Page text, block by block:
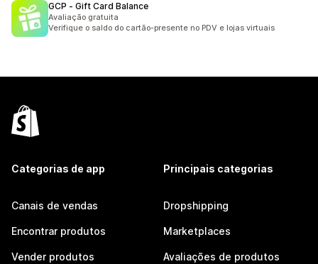
GCP ‑ Gift Card Balance
Avaliação gratuita
Verifique o saldo do cartão-presente no PDV e lojas virtuais
Categorias de app
Canais de vendas
Encontrar produtos
Vender produtos
Principais categorias
Dropshipping
Marketplaces
Avaliações de produtos